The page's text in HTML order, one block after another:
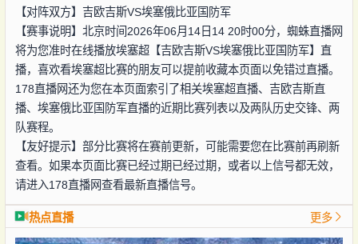
【对阵双方】 吉欧吉斯VS埃塞俄比亚国防军
【赛事说明】北京时间2026年06月14日14 20时00分，蜘蛛直播网
将为您准时在线播放埃塞超【吉欧吉斯VS埃塞俄比亚国防军】直
播，喜欢看埃塞超比赛的朋友可以提前收藏本页面以免错过直播。
178直播网还为您在本页面索引了相关埃塞超直播、吉欧吉斯直
播、埃塞俄比亚国防军直播的近期比赛列表以及两队历史交锋、两
队赛程。
【友好提示】部分比赛将在赛前更新，可能需要您在比赛前再刷新
查看。如果本页面比赛已经过期已经过期，或者以上信号都无效，
请进入178直播网查看最新直播信号。
热点直播 更多